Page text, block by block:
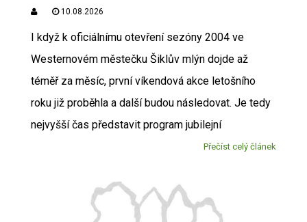
10.08.2026
I když k oficiálnímu otevření sezóny 2004 ve
Westernovém městečku Šiklův mlýn dojde až
téměř za měsíc, první víkendová akce letošního
roku již proběhla a další budou následovat. Je tedy
nejvyšší čas představit program jubilejní
Přečíst celý článek